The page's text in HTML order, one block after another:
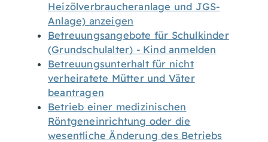
Heizölverbraucheranlage und JGS-
Anlage) anzeigen
Betreuungsangebote für Schulkinder
(Grundschulalter) - Kind anmelden
Betreuungsunterhalt für nicht
verheiratete Mütter und Väter
beantragen
Betrieb einer medizinischen
Röntgeneinrichtung oder die
wesentliche Änderung des Betriebs